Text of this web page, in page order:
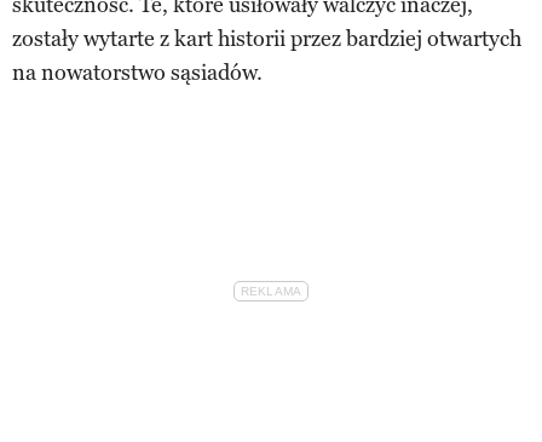
zostały wytarte z kart historii przez bardziej otwartych
na nowatorstwo sąsiadów.